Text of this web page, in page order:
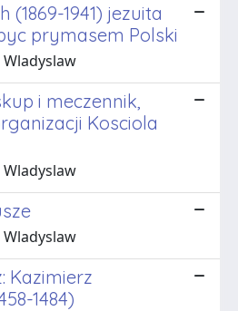
(1869-1941) jezuita
prymasem Polski
Wladyslaw
i meczennik,
Kosciola
Wladyslaw
Wladyslaw
Kazimierz
1484)